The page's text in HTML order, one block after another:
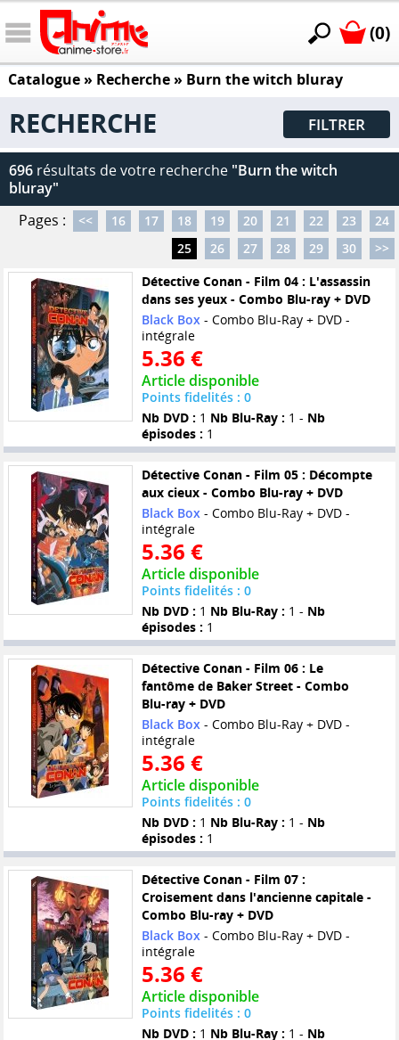
(0)
Catalogue» Recherche » Burn the witch bluray
RECHERCHE FILTRER
696 résultats de votre recherche "Burn the witch
bluray"
Pages :
<< 16 17 18 19 20 21 22 23
24
25
26 27 28 29 30
>>
Détective Conan - Film 04 : L'assassin
dans ses yeux - Combo Blu-ray + DVD
Black Box- Combo Blu-Ray + DVD -
intégrale
5.36 €
Article disponible
Points fidelités : 0
Nb DVD : 1 Nb Blu-Ray : 1 - Nb
épisodes : 1
Détective Conan - Film 05 : Décompte
aux cieux - Combo Blu-ray + DVD
Black Box- Combo Blu-Ray + DVD -
intégrale
5.36 €
Article disponible
Points fidelités : 0
Nb DVD : 1 Nb Blu-Ray : 1 - Nb
épisodes : 1
Détective Conan - Film 06 : Le
fantôme de Baker Street - Combo
Blu-ray + DVD
Black Box- Combo Blu-Ray + DVD -
intégrale
5.36 €
Article disponible
Points fidelités : 0
Nb DVD : 1 Nb Blu-Ray : 1 - Nb
épisodes : 1
Détective Conan - Film 07 :
Croisement dans l'ancienne capitale -
Combo Blu-ray + DVD
Black Box- Combo Blu-Ray + DVD -
intégrale
5.36 €
Article disponible
Points fidelités : 0
Nb DVD : 1 Nb Blu-Ray : 1 - Nb